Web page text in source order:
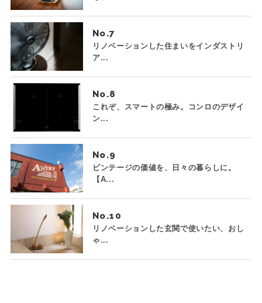
No.
リノベーションした住まいをインダストリ
ア...
No.
これぞ、スマートの極み。コンロのデザイ
ン...
No.
ビンテージの価値を、日々の暮らしに。
【A...
No.
リノベーションした玄関で使いたい、おし
ゃ...